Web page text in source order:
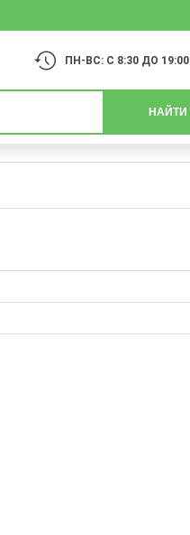
ПН-ВС: С 8:30 ДО 19:00
НАЙТИ